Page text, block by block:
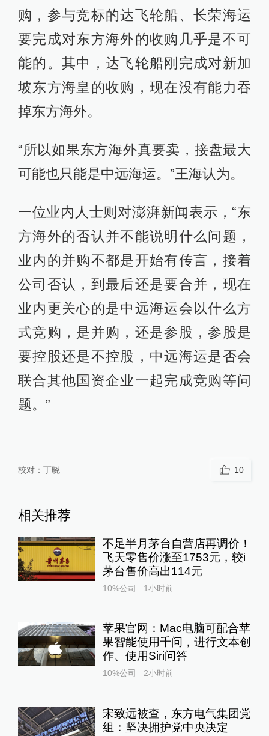
购，参与竞标的达飞轮船、长荣海运
要完成对东方海外的收购几乎是不可
能的。其中，达飞轮船刚完成对新加
坡东方海皇的收购，现在没有能力吞
掉东方海外。
“所以如果东方海外真要卖，接盘最大
可能也只能是中远海运。”王海认为。
一位业内人士则对澎湃新闻表示，“东
方海外的否认并不能说明什么问题，
业内的并购不都是开始有传言，接着
公司否认，到最后还是要合并，现在
业内更关心的是中远海运会以什么方
式竞购，是并购，还是参股，参股是
要控股还是不控股，中远海运是否会
联合其他国资企业一起完成竞购等问
题。”
校对： 丁晓 10
相关推荐
不足半月茅台自营店再调价！
飞天零售价涨至1753元，较i
茅台售价高出114元
10%公司 1小时前
苹果官网：Mac电脑可配合苹
果智能使用千问，进行文本创
作、使用Siri问答
10%公司 2小时前
宋致远被查，东方电气集团党
组：坚决拥护党中央决定